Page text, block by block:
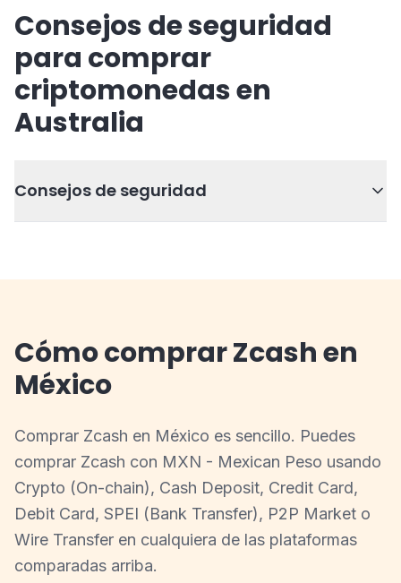
Consejos de seguridad
para comprar
criptomonedas en
Australia
Consejos de seguridad
Cómo comprar Zcash en
México
Comprar Zcash en México es sencillo. Puedes
comprar Zcash con MXN - Mexican Peso usando
Crypto (On-chain), Cash Deposit, Credit Card,
Debit Card, SPEI (Bank Transfer), P2P Market o
Wire Transfer en cualquiera de las plataformas
comparadas arriba.